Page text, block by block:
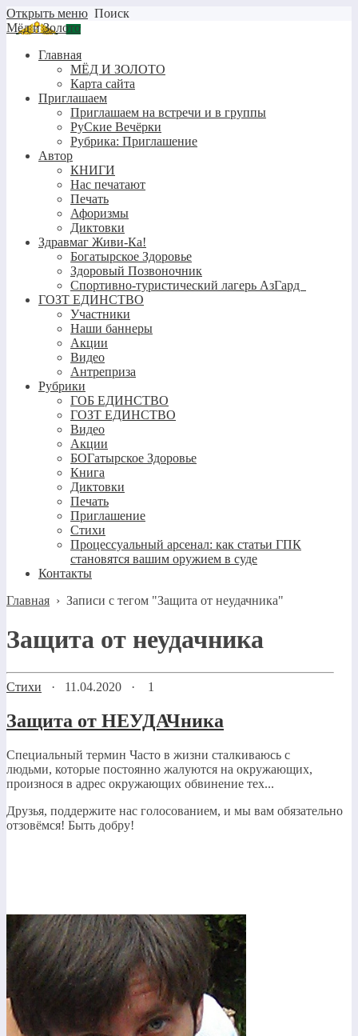
Открыть меню Поиск
Мёд и Золото
Главная
МЁД И ЗОЛОТО
Карта сайта
Приглашаем
Приглашаем на встречи и в группы
РуСкие Вечёрки
Рубрика: Приглашение
Автор
КНИГИ
Нас печатают
Печать
Афоризмы
Диктовки
Здравмаг Живи-Ка!
Богатырское Здоровье
Здоровый Позвоночник
Спортивно-туристический лагерь АзГард
ГОЗТ ЕДИНСТВО
Участники
Наши баннеры
Акции
Видео
Антреприза
Рубрики
ГОБ ЕДИНСТВО
ГОЗТ ЕДИНСТВО
Видео
Акции
БОГатырское Здоровье
Книга
Диктовки
Печать
Приглашение
Стихи
Процессуальный арсенал: как статьи ГПК
становятся вашим оружием в суде
Контакты
Главная › Записи с тегом "Защита от неудачника"
Защита от неудачника
Стихи · 11.04.2020 · 1
Защита от НЕУДАЧника
Специальный термин Часто в жизни сталкиваюсь с
людьми, которые постоянно жалуются на окружающих,
произнося в адрес окружающих обвинение тех...
Друзья, поддержите нас голосованием, и мы вам обязательно
отзовёмся! Быть добру!